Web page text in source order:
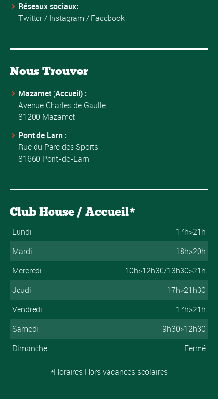
Réseaux sociaux:
Twitter/ Instagram / Facebook
Nous Trouver
Mazamet (Accueil) :
Avenue Charles de Gaulle
81200 Mazamet
Pont de Larn :
Rue du Parc des Sports
81660 Pont-de-Larn
Club House / Accueil*
Lundi
17h>21h
Mardi
18h>20h
Mercredi
10h>12h30/13h30>21h
Jeudi
17h>21h30
Vendredi
17h>21h
Samedi
9h30>12h30
Dimanche
Fermé
*Horaires Hors vacances scolaires